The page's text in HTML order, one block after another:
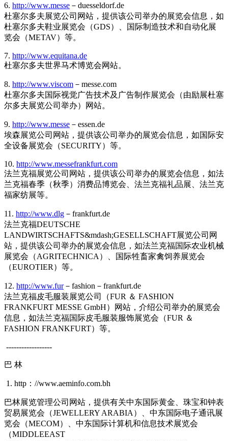
6. http://www.messe －duesseldorf.de
杜塞尔多夫展览公司网站，提供该公司举办的展览会信息，如
杜塞尔多夫鞋业展览会（GDS）、国际制造技术和自动化展
览会（METAV）等。
7. http://www.equitana.de
杜塞尔多夫世界马术博览会网站。
8. http://www.viscom －messe.com
杜塞尔多夫国际视觉广告技术及广告制作展览会（由励展杜塞
尔多夫展览公司举办）网站。
9. http://www.messe －essen.de
埃森展览公司网站，提供该公司举办的展览会信息，如国际安
全设备展览会（SECURITY）等。
10. http://www.messefrankfurt.com
法兰克福展览公司网站，提供该公司举办的展览会信息，如法
兰克福春季（秋季）消费品博览会、法兰克福礼品展、法兰克
福家纺展等。
11. http://www.dlg －frankfurt.de
法兰克福DEUTSCHE
LANDWIRTSCHAFTS&mdash;GESELLSCHAFT展览公司网
站，提供该公司举办的展览会信息，如法兰克福国际农业机械
展览会（AGRITECHNICA）、国际牲畜家禽饲养展览会
（EUROTIER）等。
12. http://www.fur－fashion－frankfurt.de
法兰克福皮毛服装展览公司（FUR ＆ FASHION
FRANKFURT MESSE GmbH）网站，介绍公司举办的展览会
信息，如法兰克福国际皮毛服装服饰展览会（FUR ＆
FASHION FRANKFURT）等。
------------------
巴 林
1. http：//www.aeminfo.com.bh
巴林展览管理公司网站，提供有关中东国际黄金、珠宝和钟表
贸易展览会（JEWELLERY ARABIA）、中东国际电子通讯展
览会（MECOM）、中东国际计算机和信息技术展览会
（MIDDLEEAST